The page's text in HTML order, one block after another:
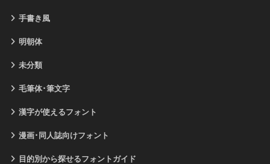
手書き風
明朝体
未分類
毛筆体･筆文字
漢字が使えるフォント
漫画･同人誌向けフォント
目的別から探せるフォントガイド